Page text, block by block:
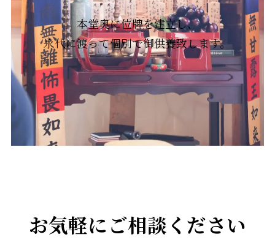
本堂奥に位牌を建立し、
永代に渡って個別で御供養致します。
お気軽にご相談ください